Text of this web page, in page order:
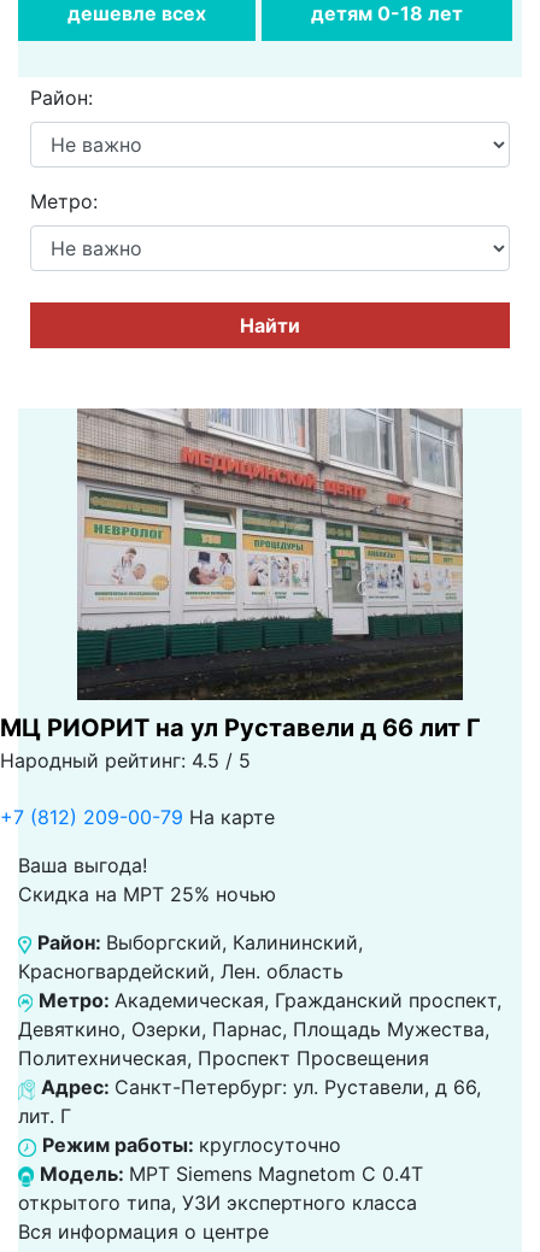
дешевле всех детям 0-18 лет
Район:
Метро:
Найти
МЦ РИОРИТ на ул Руставели д 66 лит Г
Народный рейтинг: 4.5 / 5
+7 (812) 209-00-79 На карте
Ваша выгода!
Скидка на МРТ 25% ночью
Район: Выборгский, Калининский,
Красногвардейский, Лен. область
Метро: Академическая, Гражданский проспект,
Девяткино, Озерки, Парнас, Площадь Мужества,
Политехническая, Проспект Просвещения
Адрес: Санкт-Петербург: ул. Руставели, д 66,
лит. Г
Режим работы: круглосуточно
Модель: МРТ Siemens Magnetom C 0.4T
открытого типа, УЗИ экспертного класса
Вся информация о центре